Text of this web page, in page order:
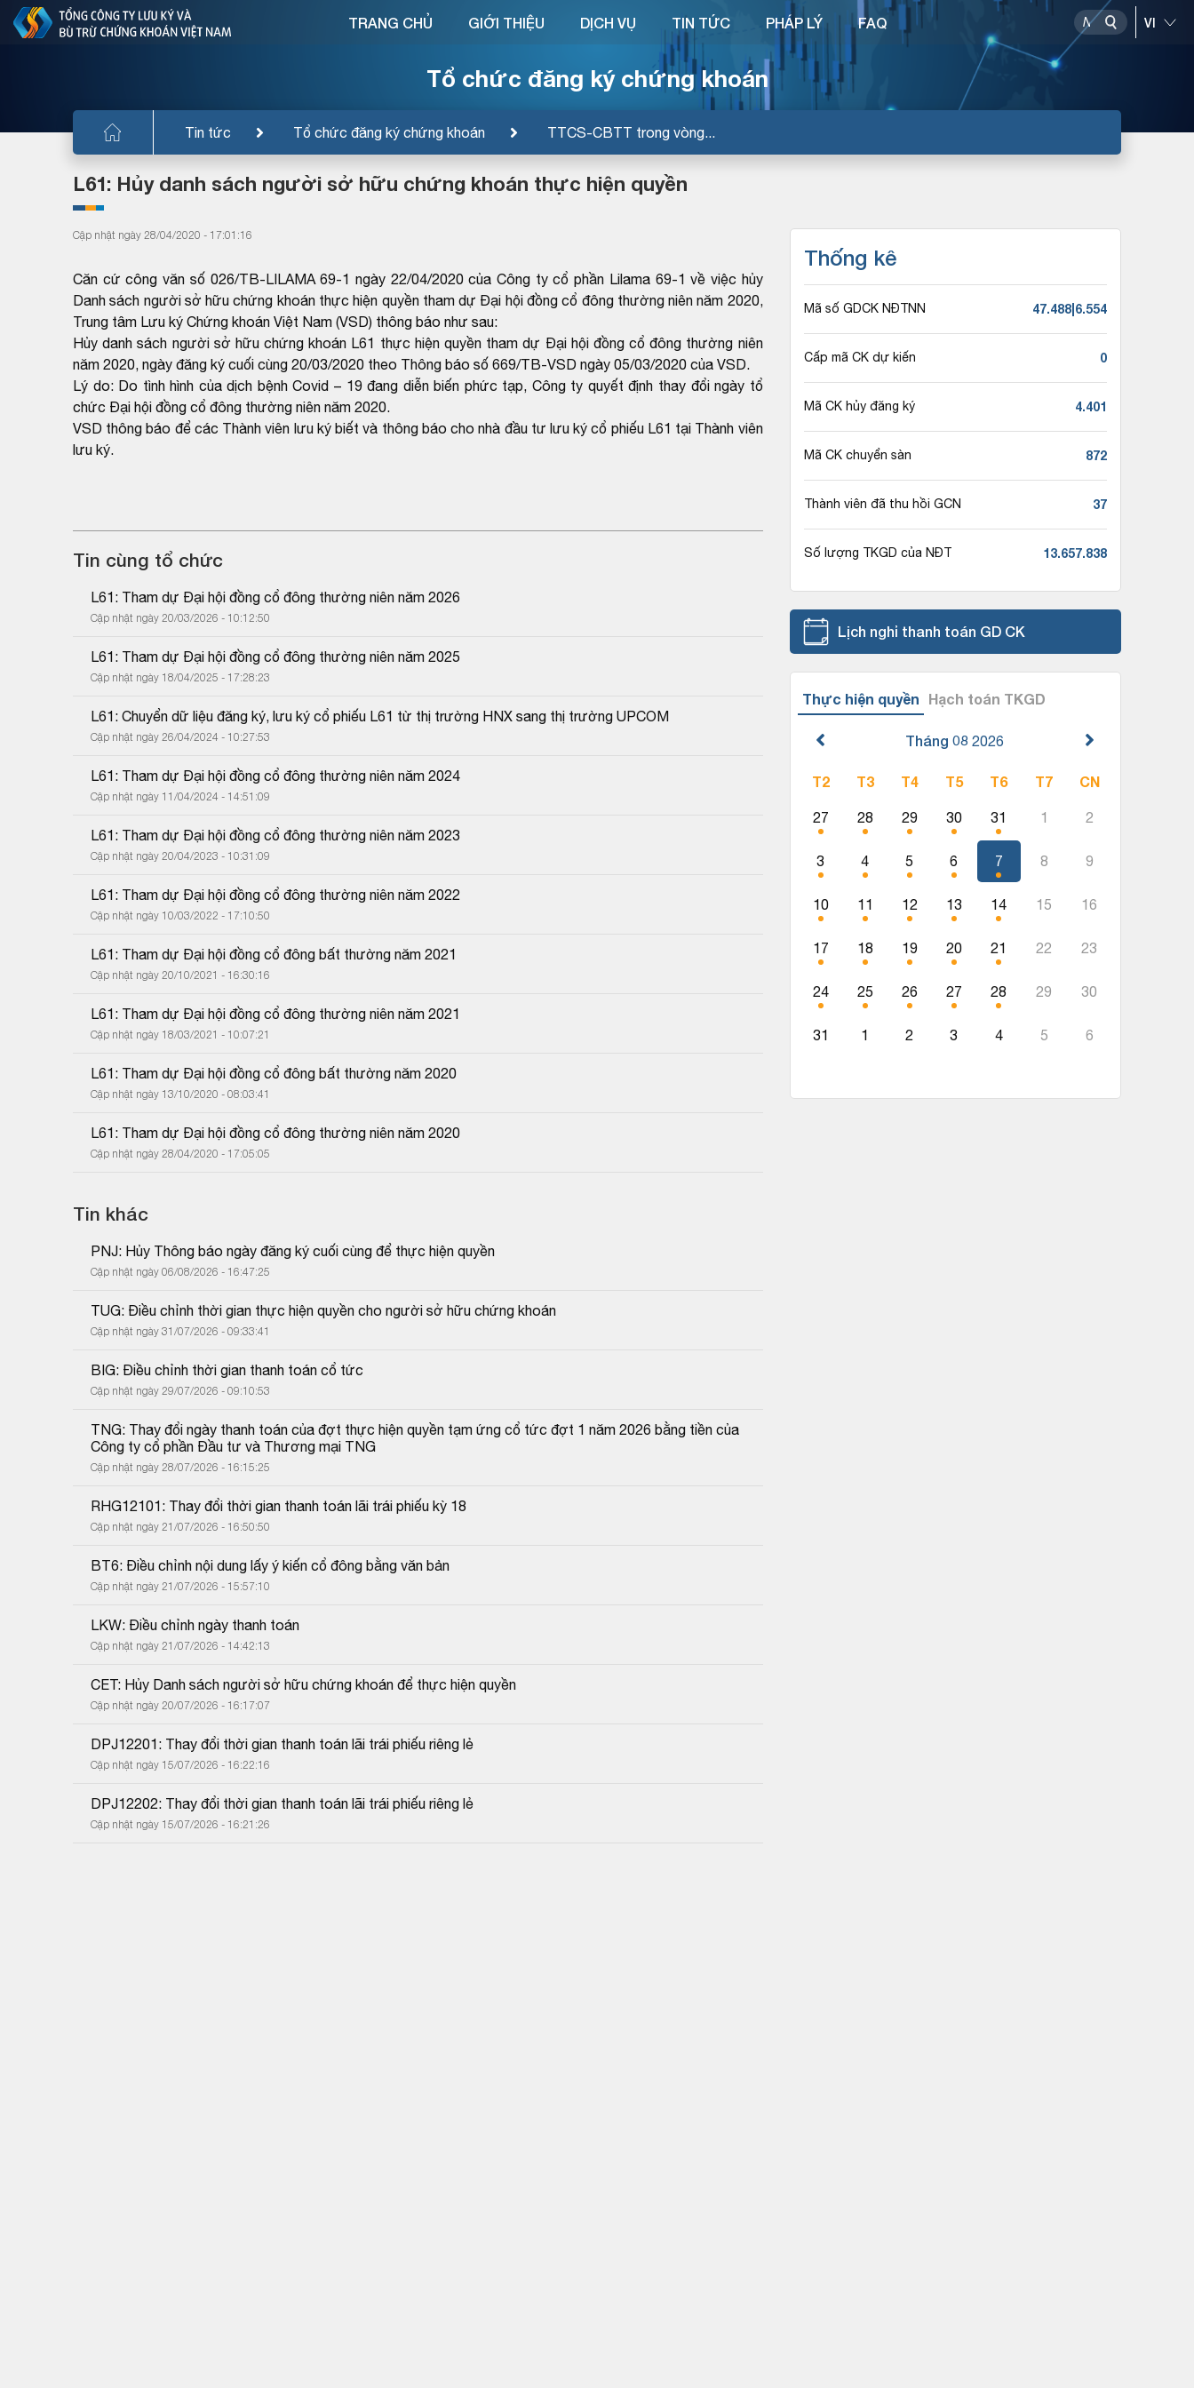
Tổ chức đăng ký chứng khoán
Tin tức Tổ chức đăng ký chứng khoán TTCS-CBTT trong vòng...
TRANG CHỦ GIỚI THIỆU DỊCH VỤ TIN TỨC PHÁP LÝ FAQ
L61: Hủy danh sách người sở hữu chứng khoán thực hiện quyền
Cập nhật ngày 28/04/2020 - 17:01:16
Căn cứ công văn số 026/TB-LILAMA 69-1 ngày 22/04/2020 của Công ty cổ phần Lilama 69-1 về việc hủy
Danh sách người sở hữu chứng khoán thực hiện quyền tham dự Đại hội đồng cổ đông thường niên năm 2020,
Trung tâm Lưu ký Chứng khoán Việt Nam (VSD) thông báo như sau:
Hủy danh sách người sở hữu chứng khoán L61 thực hiện quyền tham dự Đại hội đồng cổ đông thường niên
năm 2020, ngày đăng ký cuối cùng 20/03/2020 theo Thông báo số 669/TB-VSD ngày 05/03/2020 của VSD.
Lý do: Do tình hình của dịch bệnh Covid – 19 đang diễn biến phức tạp, Công ty quyết định thay đổi ngày tổ
chức Đại hội đồng cổ đông thường niên năm 2020.
VSD thông báo để các Thành viên lưu ký biết và thông báo cho nhà đầu tư lưu ký cổ phiếu L61 tại Thành viên
lưu ký.
Tin cùng tổ chức
L61: Tham dự Đại hội đồng cổ đông thường niên năm 2026
Cập nhật ngày 20/03/2026 - 10:12:50
L61: Tham dự Đại hội đồng cổ đông thường niên năm 2025
Cập nhật ngày 18/04/2025 - 17:28:23
L61: Chuyển dữ liệu đăng ký, lưu ký cổ phiếu L61 từ thị trường HNX sang thị trường UPCOM
Cập nhật ngày 26/04/2024 - 10:27:53
L61: Tham dự Đại hội đồng cổ đông thường niên năm 2024
Cập nhật ngày 11/04/2024 - 14:51:09
L61: Tham dự Đại hội đồng cổ đông thường niên năm 2023
Cập nhật ngày 20/04/2023 - 10:31:09
L61: Tham dự Đại hội đồng cổ đông thường niên năm 2022
Cập nhật ngày 10/03/2022 - 17:10:50
L61: Tham dự Đại hội đồng cổ đông bất thường năm 2021
Cập nhật ngày 20/10/2021 - 16:30:16
L61: Tham dự Đại hội đồng cổ đông thường niên năm 2021
Cập nhật ngày 18/03/2021 - 10:07:21
L61: Tham dự Đại hội đồng cổ đông bất thường năm 2020
Cập nhật ngày 13/10/2020 - 08:03:41
L61: Tham dự Đại hội đồng cổ đông thường niên năm 2020
Cập nhật ngày 28/04/2020 - 17:05:05
Tin khác
PNJ: Hủy Thông báo ngày đăng ký cuối cùng để thực hiện quyền
Cập nhật ngày 06/08/2026 - 16:47:25
TUG: Điều chỉnh thời gian thực hiện quyền cho người sở hữu chứng khoán
Cập nhật ngày 31/07/2026 - 09:33:41
BIG: Điều chỉnh thời gian thanh toán cổ tức
Cập nhật ngày 29/07/2026 - 09:10:53
TNG: Thay đổi ngày thanh toán của đợt thực hiện quyền tạm ứng cổ tức đợt 1 năm 2026 bằng tiền của
Công ty cổ phần Đầu tư và Thương mại TNG
Cập nhật ngày 28/07/2026 - 16:15:25
RHG12101: Thay đổi thời gian thanh toán lãi trái phiếu kỳ 18
Cập nhật ngày 21/07/2026 - 16:50:50
BT6: Điều chỉnh nội dung lấy ý kiến cổ đông bằng văn bản
Cập nhật ngày 21/07/2026 - 15:57:10
LKW: Điều chỉnh ngày thanh toán
Cập nhật ngày 21/07/2026 - 14:42:13
CET: Hủy Danh sách người sở hữu chứng khoán để thực hiện quyền
Cập nhật ngày 20/07/2026 - 16:17:07
DPJ12201: Thay đổi thời gian thanh toán lãi trái phiếu riêng lẻ
Cập nhật ngày 15/07/2026 - 16:22:16
DPJ12202: Thay đổi thời gian thanh toán lãi trái phiếu riêng lẻ
Cập nhật ngày 15/07/2026 - 16:21:26
Thống kê
Mã số GDCK NĐTNN 47.488|6.554
Cấp mã CK dự kiến 0
Mã CK hủy đăng ký 4.401
Mã CK chuyển sàn 872
Thành viên đã thu hồi GCN 37
Số lượng TKGD của NĐT 13.657.838
Lịch nghỉ thanh toán GD CK
Thực hiện quyền Hạch toán TKGD
Tháng 08 2026
T2 T3 T4 T5 T6 T7 CN
27 28 29 30 31 1 2
3 4 5 6 7 8 9
10 11 12 13 14 15 16
17 18 19 20 21 22 23
24 25 26 27 28 29 30
31 1 2 3 4 5 6